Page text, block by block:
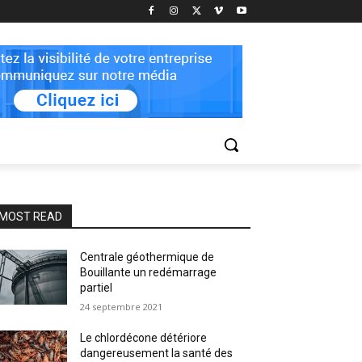
READ
Centrale géothermique de
Bouillante un redémarrage
partiel
24 septembre 2021
Le chlordécone détériore
dangereusement la santé des